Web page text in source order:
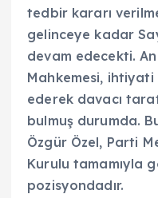
tedbir kararı
gelinceye kadar
devam edecekti.
Mahkemesi,
ederek davacı
bulmuş durumda.
Özgür Özel, Parti
Kurulu tamamıyla
pozisyondadır.